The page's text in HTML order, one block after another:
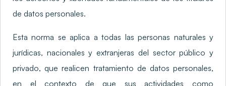
de datos personales.
Esta norma se aplica a todas las personas naturales y
jurídicas, nacionales y extranjeras del sector público y
privado, que realicen tratamiento de datos personales,
en el contexto de que sus actividades como